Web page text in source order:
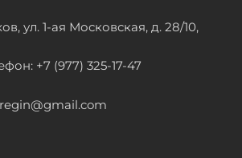
ул. 1-ая Московская, д. 28/10,
+7 (977) 325-17-47